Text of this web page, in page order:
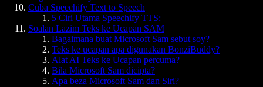
Cuba Speechify Text to Speech
5 Ciri Utama Speechify TTS:
Soalan Lazim Teks ke Ucapan SAM
Bagaimana buat Microsoft Sam sebut soy?
Teks ke ucapan apa digunakan BonziBuddy?
Alat AI Teks ke Ucapan percuma?
Bila Microsoft Sam dicipta?
Apa beza Microsoft Sam dan Siri?